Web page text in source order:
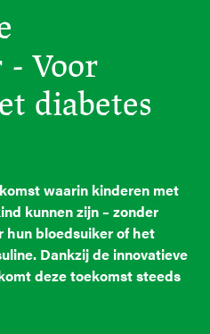
Voor
diabetes
waarin kinderen met
kunnen zijn – zonder
hun bloedsuiker of het
Dankzij de innovatieve
deze toekomst steeds